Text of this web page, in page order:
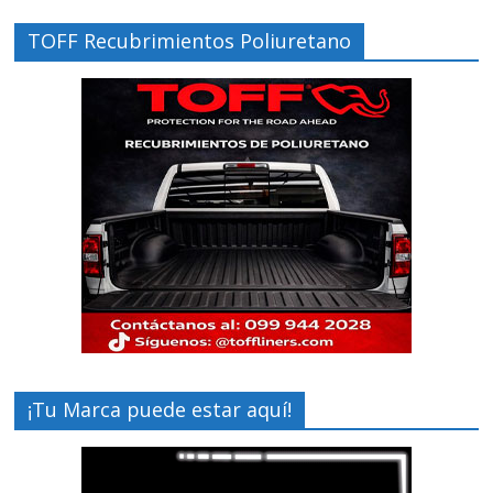
TOFF Recubrimientos Poliuretano
¡Tu Marca puede estar aquí!